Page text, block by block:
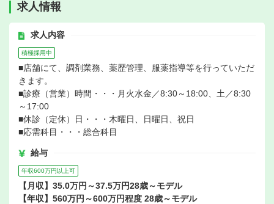
求人情報
求人内容
積極採用中
■店舗にて、調剤業務、薬歴管理、服薬指導等を行っていただ
きます。
■診療（営業）時間・・・月火水金／8:30～18:00、土／8:30
～17:00
■休診（定休）日・・・木曜日、日曜日、祝日
■応需科目・・・総合科目
給与
年収600万円以上可
【月収】35.0万円～37.5万円28歳～モデル
【年収】560万円～600万円程度 28歳～モデル